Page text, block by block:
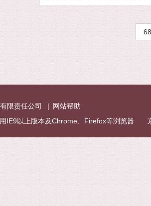
限责任公司 | 网站帮助
以上版本及Chrome、Firefox等浏览器